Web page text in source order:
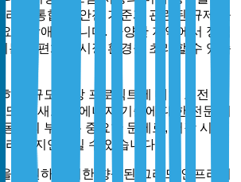
리드 통합 및 안전 기준과 관련된 규제 불
한 장애물입니다. 다양한 지역에서 정책
는 단편화된 시장 환경을 초래할 수 있습
대규모 저장 프로젝트에 대한 도전 과
한, 새로운 에너지 기술에 대한 전문 지
력의 부족은 중요한 문제로, 저장 시스
리를 지연시킬 수 있습니다.
지원하기 위한 향상된 그리드 인프라의